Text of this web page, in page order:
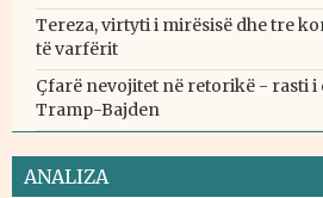
Tereza, virtyti i mirësisë dhe tre
të varfërit
Çfarë nevojitet në retorikë - rasti i
Tramp-Bajden
ANALIZA